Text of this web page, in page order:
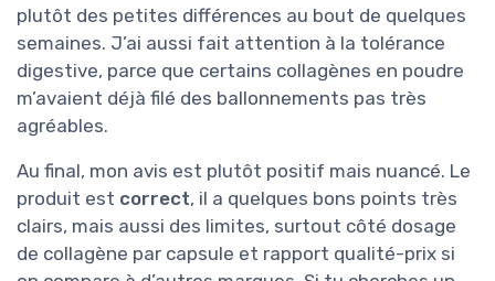
plutôt des petites différences au bout de quelques
semaines. J’ai aussi fait attention à la tolérance
digestive, parce que certains collagènes en poudre
m’avaient déjà filé des ballonnements pas très
agréables.
Au final, mon avis est plutôt positif mais nuancé. Le
produit est correct, il a quelques bons points très
clairs, mais aussi des limites, surtout côté dosage
de collagène par capsule et rapport qualité-prix si